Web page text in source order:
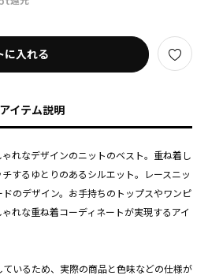
に入れる
アイテム説明
れなデザインのニットのベスト。重ね着し
するゆとりのあるシルエット。レースニッ
のデザイン。お手持ちのトップスやワンピ
れな重ね着コーディネートが実現するアイ
いるため、実際の商品と色味などの仕様が